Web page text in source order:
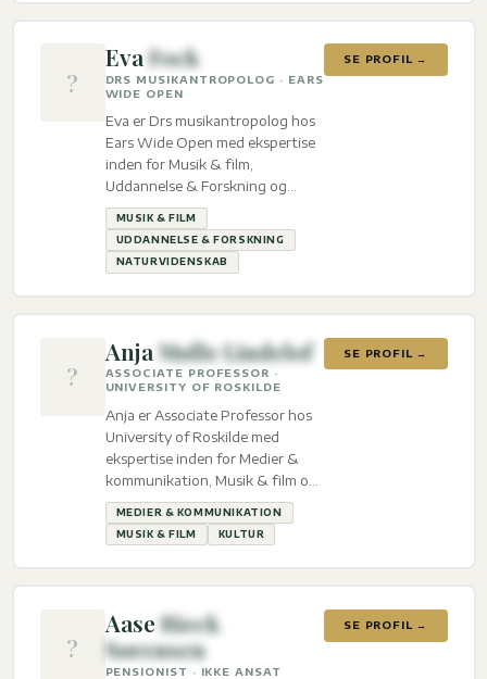
?
EvaFock
DRS MUSIKANTROPOLOG · EARS
WIDE OPEN
Eva er Drs musikantropolog hos
Ears Wide Open med ekspertise
inden for Musik & film,
Uddannelse & Forskning og
Naturvidenskab.
MUSIK & FILM
UDDANNELSE & FORSKNING
NATURVIDENSKAB
SE PROFIL →
?
AnjaMølle Lindelof
ASSOCIATE PROFESSOR ·
UNIVERSITY OF ROSKILDE
Anja er Associate Professor hos
University of Roskilde med
ekspertise inden for Medier &
kommunikation, Musik & film og
Kultur.
MEDIER & KOMMUNIKATION
MUSIK & FILM
KULTUR
SE PROFIL →
?
AaseRieck
Sørensen
PENSIONIST · IKKE ANSAT
SE PROFIL →